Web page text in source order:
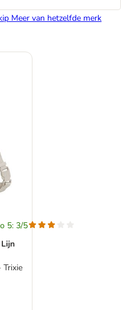
Meer van hetzelfde merk
5: 3/5